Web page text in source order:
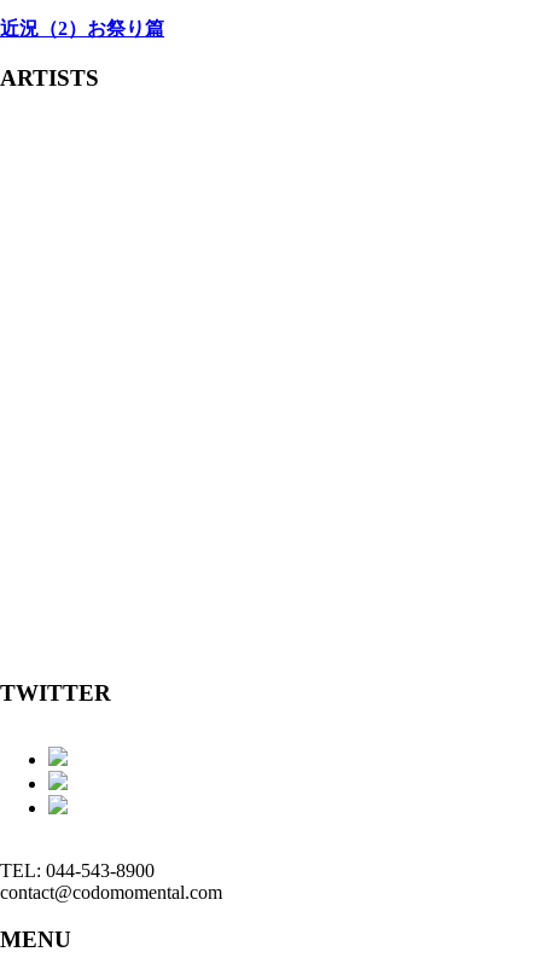
近況（2）お祭り篇
ARTISTS
TWITTER
TEL: 044-543-8900
contact@codomomental.com
MENU